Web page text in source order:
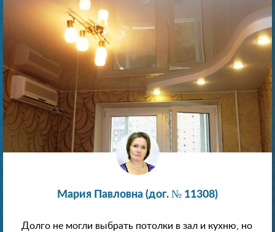
Мария Павловна (дог. № 11308)
Долго не могли выбрать потолки в зал и кухню, но